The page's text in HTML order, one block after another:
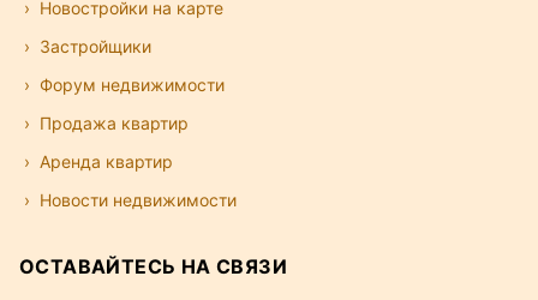
Новостройки на карте
Застройщики
Форум недвижимости
Продажа квартир
Аренда квартир
Новости недвижимости
ОСТАВАЙТЕСЬ НА СВЯЗИ